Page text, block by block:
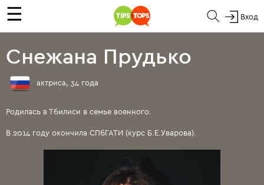
☰ Вход
Снежана Прудько
актриса, 34 года
Родилась в Тбилиси в семье военного.
В 2014 году окончила СПбГАТИ (курс Б.Е.Уварова).